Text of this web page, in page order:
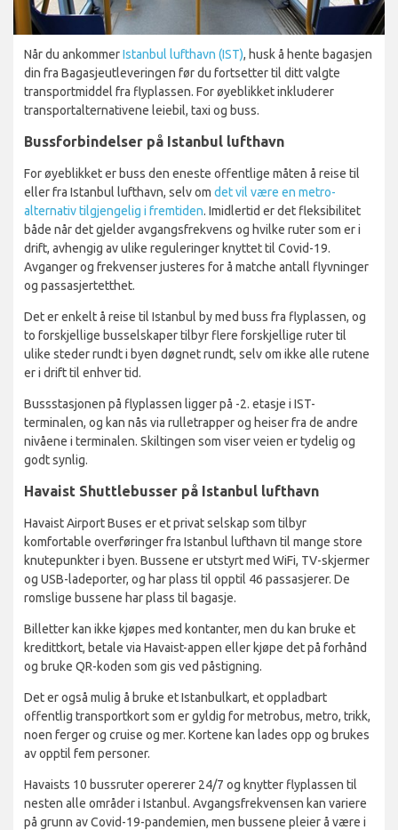
Når du ankommerIstanbul lufthavn (IST), husk å hente bagasjen
din fra Bagasjeutleveringen før du fortsetter til ditt valgte
transportmiddel fra flyplassen. For øyeblikket inkluderer
transportalternativene leiebil, taxi og buss.
Bussforbindelser på Istanbul lufthavn
For øyeblikket er buss den eneste offentlige måten å reise til
eller fra Istanbul lufthavn, selv om det vil være en metro-
alternativ tilgjengelig i fremtiden. Imidlertid er det fleksibilitet
både når det gjelder avgangsfrekvens og hvilke ruter som er i
drift, avhengig av ulike reguleringer knyttet til Covid-19.
Avganger og frekvenser justeres for å matche antall flyvninger
og passasjertetthet.
Det er enkelt å reise til Istanbul by med buss fra flyplassen, og
to forskjellige busselskaper tilbyr flere forskjellige ruter til
ulike steder rundt i byen døgnet rundt, selv om ikke alle rutene
er i drift til enhver tid.
Bussstasjonen på flyplassen ligger på -2. etasje i IST-
terminalen, og kan nås via rulletrapper og heiser fra de andre
nivåene i terminalen. Skiltingen som viser veien er tydelig og
godt synlig.
Havaist Shuttlebusser på Istanbul lufthavn
Havaist Airport Buses er et privat selskap som tilbyr
komfortable overføringer fra Istanbul lufthavn til mange store
knutepunkter i byen. Bussene er utstyrt med WiFi, TV-skjermer
og USB-ladeporter, og har plass til opptil 46 passasjerer. De
romslige bussene har plass til bagasje.
Billetter kan ikke kjøpes med kontanter, men du kan bruke et
kredittkort, betale via Havaist-appen eller kjøpe det på forhånd
og bruke QR-koden som gis ved påstigning.
Det er også mulig å bruke et Istanbulkart, et oppladbart
offentlig transportkort som er gyldig for metrobus, metro, trikk,
noen ferger og cruise og mer. Kortene kan lades opp og brukes
av opptil fem personer.
Havaists 10 bussruter opererer 24/7 og knytter flyplassen til
nesten alle områder i Istanbul. Avgangsfrekvensen kan variere
på grunn av Covid-19-pandemien, men bussene pleier å være i